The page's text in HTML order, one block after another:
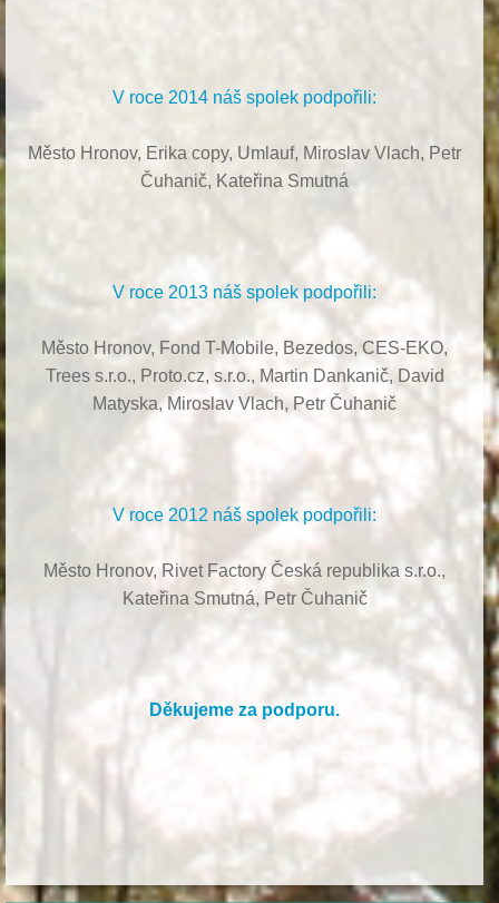
V roce 2014 náš spolek podpořili:
Město Hronov, Erika copy, Umlauf, Miroslav Vlach, Petr
Čuhanič, Kateřina Smutná
V roce 2013 náš spolek podpořili:
Město Hronov, Fond T-Mobile, Bezedos, CES-EKO,
Trees s.r.o., Proto.cz, s.r.o., Martin Dankanič, David
Matyska,Miroslav Vlach, Petr Čuhanič
V roce 2012 náš spolek podpořili:
Město Hronov, Rivet Factory Česká republika s.r.o.,
Kateřina Smutná, Petr Čuhanič
Děkujeme za podporu.